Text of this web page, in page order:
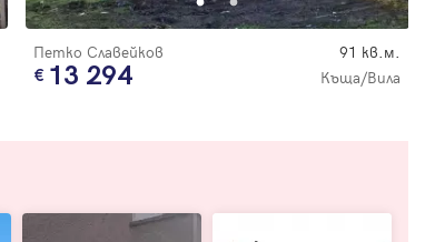
Петко Славейков 91 кв.м.
13 294 Къща/Вила